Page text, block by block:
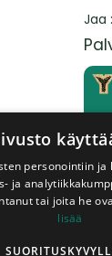
Jaa :
personointiin
ja
tai joita he
lisää